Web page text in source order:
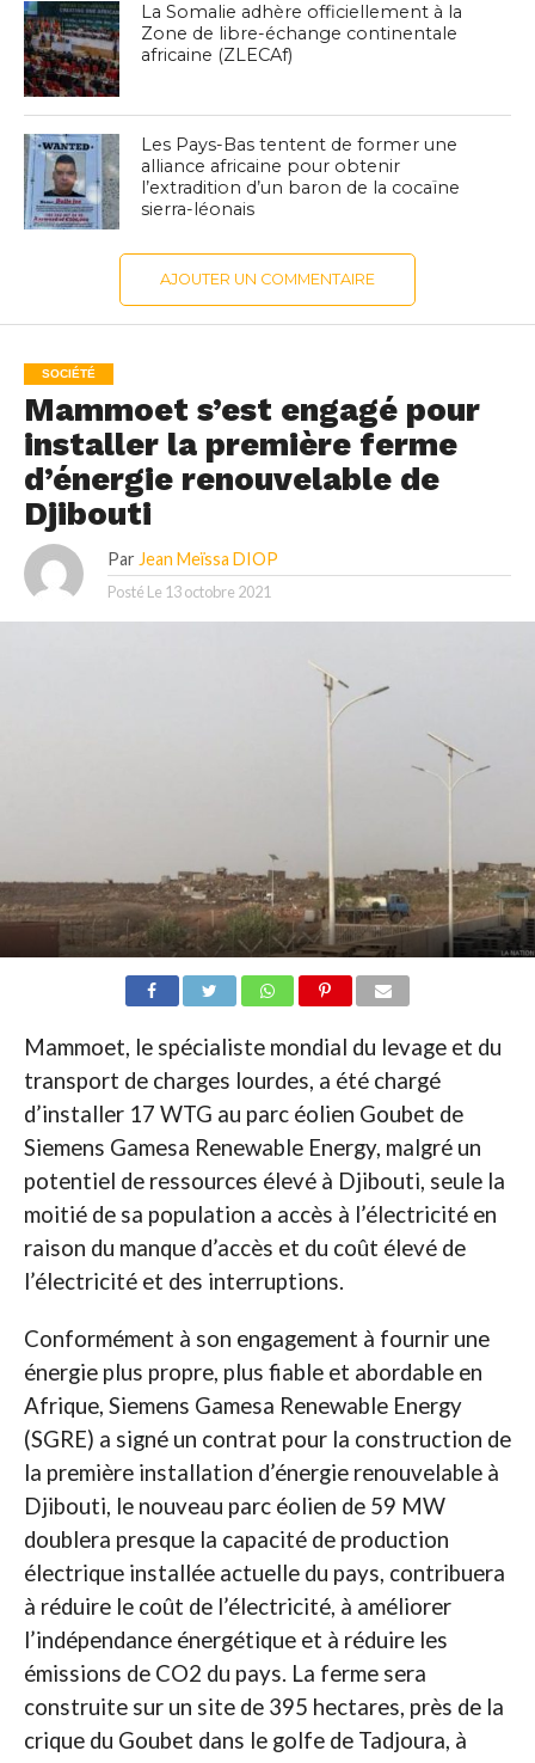
La Somalie adhère officiellement à la
Zone de libre-échange continentale
africaine (ZLECAf)
Les Pays-Bas tentent de former une
alliance africaine pour obtenir
l’extradition d’un baron de la cocaïne
sierra-léonais
AJOUTER UN COMMENTAIRE
SOCIÉTÉ
Mammoet s’est engagé pour
installer la première ferme
d’énergie renouvelable de
Djibouti
Par Jean Meïssa DIOP
Posté Le 13 octobre 2021
Mammoet, le spécialiste mondial du levage et du
transport de charges lourdes, a été chargé
d’installer 17 WTG au parc éolien Goubet de
Siemens Gamesa Renewable Energy, malgré un
potentiel de ressources élevé à Djibouti, seule la
moitié de sa population a accès à l’électricité en
raison du manque d’accès et du coût élevé de
l’électricité et des interruptions.
Conformément à son engagement à fournir une
énergie plus propre, plus fiable et abordable en
Afrique, Siemens Gamesa Renewable Energy
(SGRE) a signé un contrat pour la construction de
la première installation d’énergie renouvelable à
Djibouti, le nouveau parc éolien de 59 MW
doublera presque la capacité de production
électrique installée actuelle du pays, contribuera
à réduire le coût de l’électricité, à améliorer
l’indépendance énergétique et à réduire les
émissions de CO2 du pays. La ferme sera
construite sur un site de 395 hectares, près de la
crique du Goubet dans le golfe de Tadjoura, à